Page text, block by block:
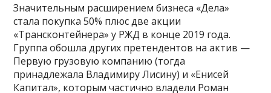
Значительным расширением бизнеса «Дела»
стала покупка 50% плюс две акции
«Трансконтейнера» у РЖД в конце 2019 года.
Группа обошла других претендентов на актив —
Первую грузовую компанию (тогда
принадлежала Владимиру Лисину) и «Енисей
Капитал», которым частично владели Роман